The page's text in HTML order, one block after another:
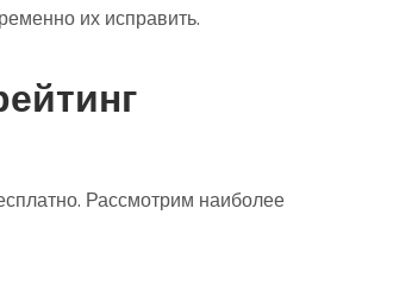
их исправить.
Рассмотрим наиболее